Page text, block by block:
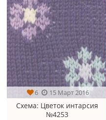
6 15 Март 2016
Схема: Цветок интарсия
№4253